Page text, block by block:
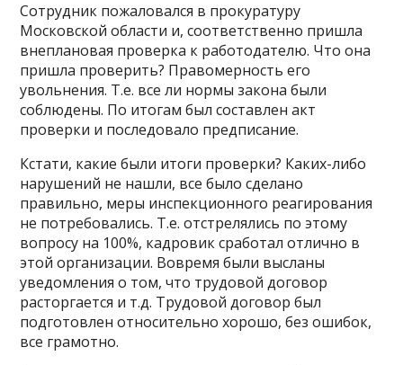
Сотрудник пожаловался в прокуратуру
Московской области и, соответственно пришла
внеплановая проверка к работодателю. Что она
пришла проверить? Правомерность его
увольнения. Т.е. все ли нормы закона были
соблюдены. По итогам был составлен акт
проверки и последовало предписание.
Кстати, какие были итоги проверки? Каких-либо
нарушений не нашли, все было сделано
правильно, меры инспекционного реагирования
не потребовались. Т.е. отстрелялись по этому
вопросу на 100%, кадровик сработал отлично в
этой организации. Вовремя были высланы
уведомления о том, что трудовой договор
расторгается и т.д. Трудовой договор был
подготовлен относительно хорошо, без ошибок,
все грамотно.